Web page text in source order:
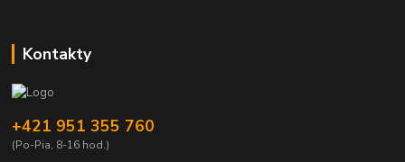
Kontakty
+421 951 355 760
(Po-Pia, 8-16 hod.)